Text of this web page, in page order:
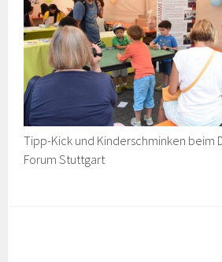
Tipp-Kick und Kinderschminken beim
Forum Stuttgart